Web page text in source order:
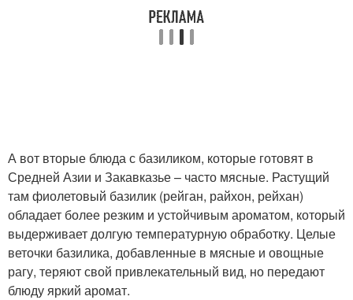
А вот вторые блюда с базиликом, которые готовят в
Средней Азии и Закавказье – часто мясные. Растущий
там фиолетовый базилик (рейган, райхон, рейхан)
обладает более резким и устойчивым ароматом, который
выдерживает долгую температурную обработку. Целые
веточки базилика, добавленные в мясные и овощные
рагу, теряют свой привлекательный вид, но передают
блюду яркий аромат.